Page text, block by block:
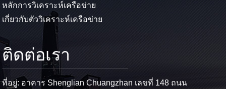
หลักการวิเคราะห์เครือข่าย
เกี่ยวกับตัววิเคราะห์เครือข่าย
ติดต่อเรา
ที่อยู่: อาคาร Shenglian Chuangzhan เลขที่ 148 ถนน